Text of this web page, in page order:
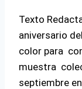
Texto
aniversario
color para
muestra
septiembre